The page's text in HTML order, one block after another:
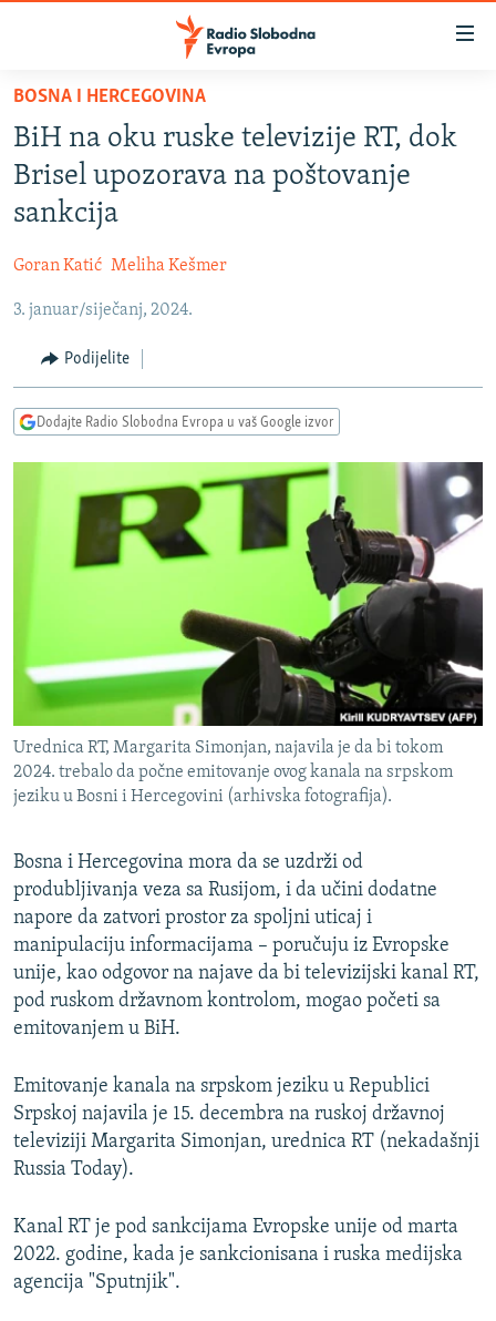
Pređite
glavni
sadržaj
Pređite
na
glavnu
Pređite
pretragu
BOSNA I HERCEGOVINA
SRBIJA
CRNA GORA
VIZUELNO
VIDEO
INFOGRAFIKE
PODCASTI
KINA NA BALKANU
RSE PRIČE IZ SVIJETA
ISPRIČAJ MI
DNEVNO@RSE
GENOCID U SREBRENICI
POPLAVE I KLIZIŠTA U BIH 2024.
TV LIBERTY
POST SCRIPTUM
TRI DECENIJE OD RATA U BIH
SVE KARTE DEJTONA
NASTANAK I RASPAD JUGOSLAVIJE
PRATITE NAS
Sve RFE/RL stranice
BOSNA I HERCEGOVINA
BiH na oku ruske televizije RT, dok
Brisel upozorava na poštovanje
sankcija
Goran Katić Meliha Kešmer
3. januar/siječanj, 2024.
Podijelite
Dodajte Radio Slobodna Evropa u vaš Google izvor
Urednica RT, Margarita Simonjan, najavila je da bi tokom
2024. trebalo da počne emitovanje ovog kanala na srpskom
jeziku u Bosni i Hercegovini (arhivska fotografija).
Bosna i Hercegovina mora da se uzdrži od
produbljivanja veza sa Rusijom, i da učini dodatne
napore da zatvori prostor za spoljni uticaj i
manipulaciju informacijama – poručuju iz Evropske
unije, kao odgovor na najave da bi televizijski kanal RT,
pod ruskom državnom kontrolom, mogao početi sa
emitovanjem u BiH.
Emitovanje kanala na srpskom jeziku u Republici
Srpskoj najavila je 15. decembra na ruskoj državnoj
televiziji Margarita Simonjan, urednica RT (nekadašnji
Russia Today).
Kanal RT je pod sankcijama Evropske unije od marta
2022. godine, kada je sankcionisana i ruska medijska
agencija "Sputnjik".